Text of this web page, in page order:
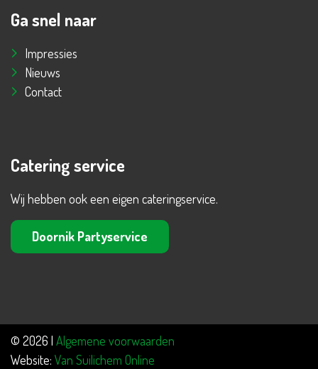
Ga snel naar
Impressies
Nieuws
Contact
Catering service
Wij hebben ook een eigen cateringservice.
Doornik Partyservice
© 2026 | Algemene voorwaarden
Website: Van Suilichem Online